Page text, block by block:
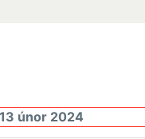
únor 2024